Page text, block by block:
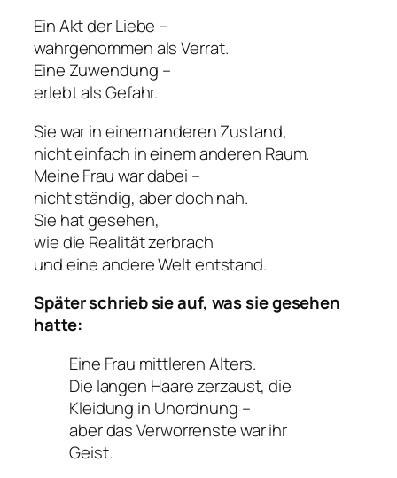
Ein Akt der Liebe –
wahrgenommen als Verrat.
Eine Zuwendung –
erlebt als Gefahr.
Sie war in einem anderen Zustand,
nicht einfach in einem anderen Raum.
Meine Frau war dabei –
nicht ständig, aber doch nah.
Sie hat gesehen,
wie die Realität zerbrach
und eine andere Welt entstand.
Später schrieb sie auf, was sie gesehen
hatte:
Eine Frau mittleren Alters.
Die langen Haare zerzaust, die
Kleidung in Unordnung –
aber das Verworrenste war ihr
Geist.